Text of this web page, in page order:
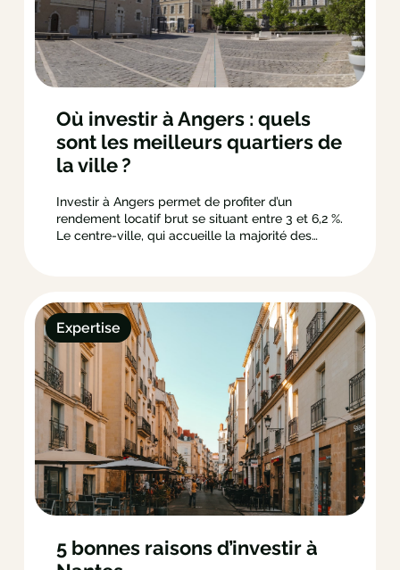
Où investir à Angers : quels
sont les meilleurs quartiers de
la ville ?
Investir à Angers permet de profiter d’un
rendement locatif brut se situant entre 3 et 6,2 %.
Le centre-ville, qui accueille la majorité des
des secteurs comme La Cité et ses abords…
Expertise
5 bonnes raisons d’investir à